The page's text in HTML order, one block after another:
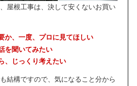
屋根工事は、決して安くないお買い
か、一度、プロに見てほしい
を聞いてみたい
、じっくり考えたい
結構ですので、気になること分から